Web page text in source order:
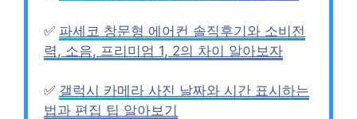
✅ 파세코 창문형 에어컨 솔직후기와 소비전
력, 소음, 프리미엄 1, 2의 차이 알아보자
✅ 갤럭시 카메라 사진 날짜와 시간 표시하는
법과 편집 팁 알아보기